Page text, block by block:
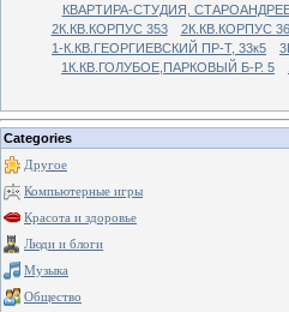
КВАРТИРА-СТУДИЯ,
2К.КВ.КОРПУС 353
2К.КВ.КОРПУС
1-К.КВ.ГЕОРГИЕВСКИЙ ПР-Т, 33к5
1К.КВ.ГОЛУБОЕ,ПАРКОВЫЙ Б-Р. 5
Categories
Другое
Компьютерные игры
Красота и здоровье
Люди и блоги
Музыка
Общество